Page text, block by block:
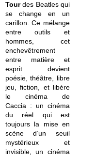
Tourdes Beatles qui
se change en un
carillon. Ce mélange
entre outils et
hommes, cet
enchevêtrement
entre matière et
esprit devient
poésie, théâtre, libre
jeu, fiction, et libère
le cinéma de
Caccia : un cinéma
du réel qui est
toujours la mise en
scène d’un seuil
mystérieux et
invisible, un cinéma